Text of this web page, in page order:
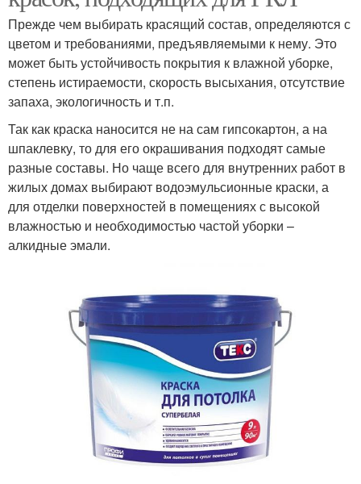
Прежде чем выбирать красящий состав, определяются с
цветом и требованиями, предъявляемыми к нему. Это
может быть устойчивость покрытия к влажной уборке,
степень истираемости, скорость высыхания, отсутствие
запаха, экологичность и т.п.
Так как краска наносится не на сам гипсокартон, а на
шпаклевку, то для его окрашивания подходят самые
разные составы. Но чаще всего для внутренних работ в
жилых домах выбирают водоэмульсионные краски, а
для отделки поверхностей в помещениях с высокой
влажностью и необходимостью частой уборки –
алкидные эмали.